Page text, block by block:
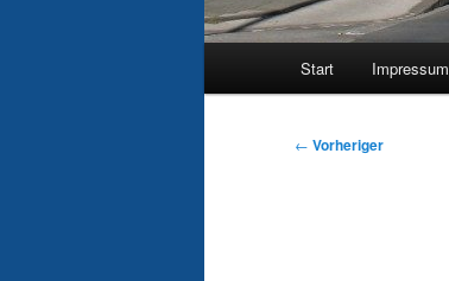
Start Impressum
Beitragsnavigation
← Vorheriger